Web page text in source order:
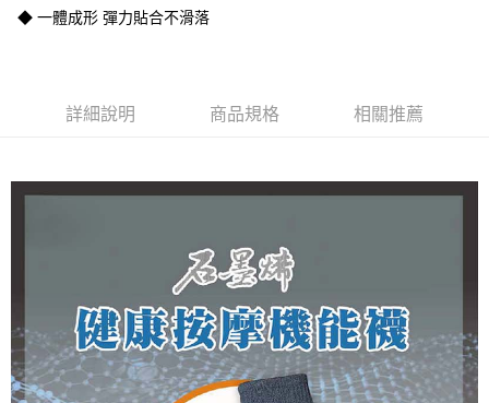
◆ 一體成形 彈力貼合不滑落
詳細說明 商品規格 相關推薦